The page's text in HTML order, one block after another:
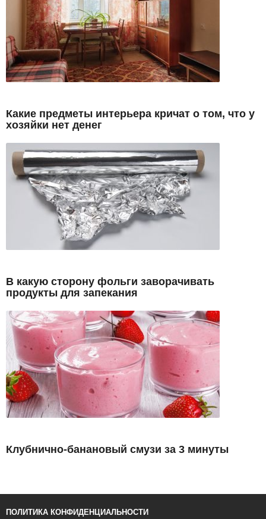
Какие предметы интерьера кричат о том, что у
хозяйки нет денег
В какую сторону фольги заворачивать
продукты для запекания
Клубнично-банановый смузи за 3 минуты
ПОЛИТИКА КОНФИДЕНЦИАЛЬНОСТИ